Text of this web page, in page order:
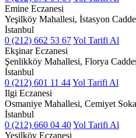
Emine Eczanesi
Yeşilköy Mahallesi, İstasyon
İstanbul
0 (212) 662 53 67Yol Tarifi Al
Ekşinar Eczanesi
Şenlikköy Mahallesi, Florya
İstanbul
0 (212) 601 11 44Yol Tarifi Al
Ilgi Eczanesi
Osmaniye Mahallesi, Cemiyet
İstanbul
0 (212) 660 04 40Yol Tarifi Al
Yeşilköy Eczanesi